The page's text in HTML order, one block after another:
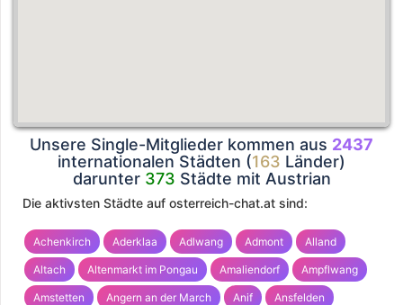
Unsere Single-Mitglieder kommen aus 2437
internationalen Städten (163 Länder)
darunter 373 Städte mit Austrian
Die aktivsten Städte auf osterreich-chat.at sind:
Achenkirch Aderklaa Adlwang Admont Alland
Altach Altenmarkt im Pongau Amaliendorf Ampflwang
Amstetten Angern an der March Anif Ansfelden